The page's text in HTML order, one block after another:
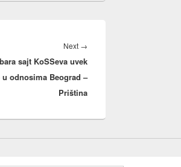
Next →
post:
sajt KoSSeva uvek
odnosima Beograd –
Priština